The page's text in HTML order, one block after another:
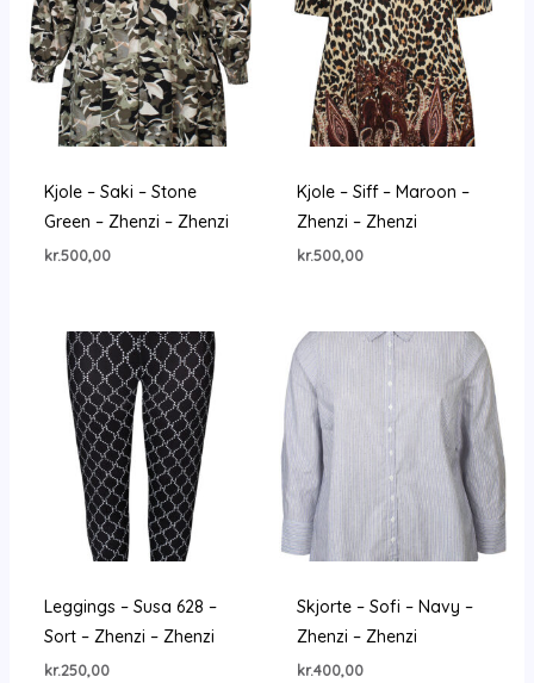
Kjole – Saki – Stone
Green – Zhenzi – Zhenzi
kr.500,00
Kjole – Siff – Maroon –
Zhenzi – Zhenzi
kr.500,00
Leggings – Susa 628 –
Sort – Zhenzi – Zhenzi
kr.250,00
Skjorte – Sofi – Navy –
Zhenzi – Zhenzi
kr.400,00